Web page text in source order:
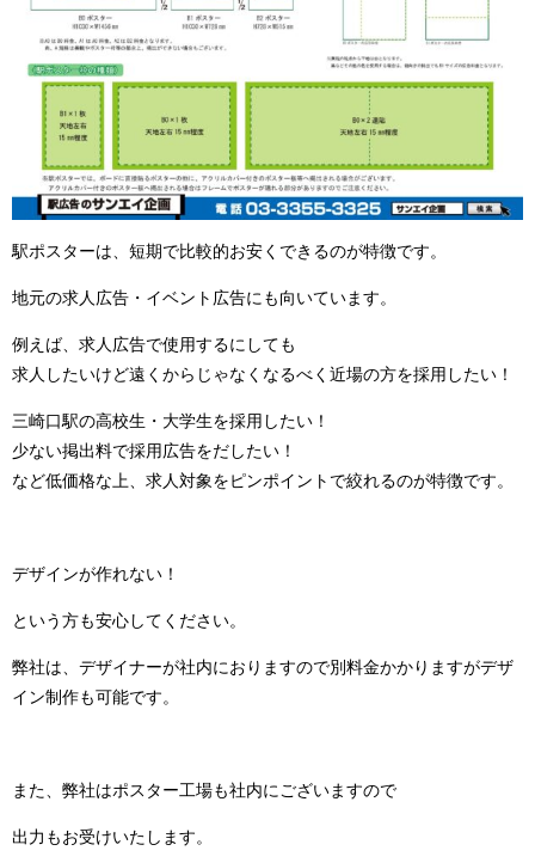
駅ポスターは、短期で比較的お安くできるのが特徴です。
地元の求人広告・イベント広告にも向いています。
例えば、求人広告で使用するにしても
求人したいけど遠くからじゃなくなるべく近場の方を採用したい！
三崎口駅の高校生・大学生を採用したい！
少ない掲出料で採用広告をだしたい！
など低価格な上、求人対象をピンポイントで絞れるのが特徴です。
デザインが作れない！
という方も安心してください。
弊社は、デザイナーが社内におりますので別料金かかりますがデザ
イン制作も可能です。
また、弊社はポスター工場も社内にございますので
出力もお受けいたします。